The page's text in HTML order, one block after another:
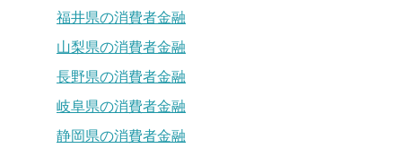
福井県の消費者金融
山梨県の消費者金融
長野県の消費者金融
岐阜県の消費者金融
静岡県の消費者金融